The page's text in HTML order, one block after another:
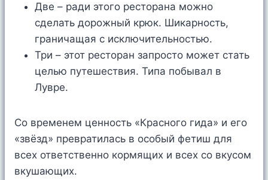
Две – ради этого ресторана можно
сделать дорожный крюк. Шикарность,
граничащая с исключительностью.
Три – этот ресторан запросто может стать
целью путешествия. Типа побывал в
Лувре.
Со временем ценность «Красного гида» и его
«звёзд» превратилась в особый фетиш для
всех ответственно кормящих и всех со вкусом
вкушающих.